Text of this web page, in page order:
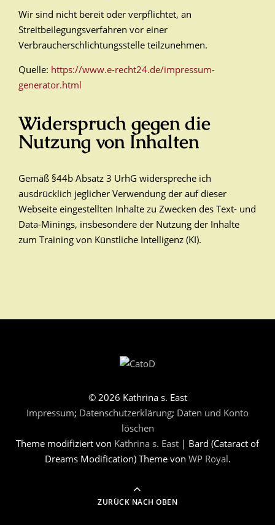
Wir sind nicht bereit oder verpflichtet, an
Streitbeilegungsverfahren vor einer
Verbraucherschlichtungsstelle teilzunehmen.
Quelle: https://www.e-recht24.de/impressum-
generator.html
Widerspruch gegen die
Nutzung von Inhalten
Gemäß §44b Absatz 3 UrhG widerspreche ich
ausdrücklich jeglicher Verwendung der auf dieser
Webseite eingestellten Inhalte zu Zwecken des Text- und
Data-Minings, insbesondere der Nutzung der Inhalte
zum Training von Künstliche Intelligenz (KI).
© 2026 Kathrina s. East
Impressum; Datenschutzerklärung; Daten und Konto
löschen
Theme modifiziert von Kathrina s. East | Bard (Cataract of
Dreams Modification) Theme von WP Royal.
ZURÜCK NACH OBEN